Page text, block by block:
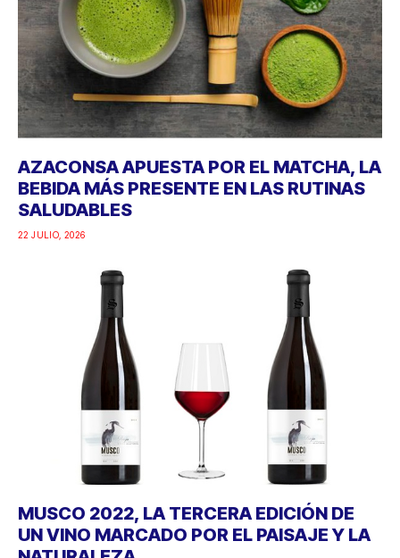
AZACONSA APUESTA POR EL MATCHA, LA
BEBIDA MÁS PRESENTE EN LAS RUTINAS
SALUDABLES
22 JULIO, 2026
MUSCO 2022, LA TERCERA EDICIÓN DE
UN VINO MARCADO POR EL PAISAJE Y LA